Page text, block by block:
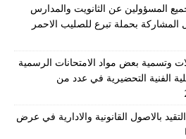
37/م/2026 الى جميع المسؤولين عن الثانويت والمدارس
المشاركة بحملة تبرع للصليب الاحمر
معدلات وتسمية بعض مواد الامتحانات الرسمية
الفنية التحضيرية في عدد من
35/م/2026 حول التقيد بالاصول القانونية والادارية في عرض